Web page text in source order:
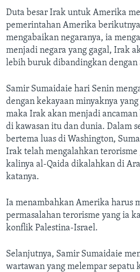
Utama
Lanjut
ke
Pencarian
Learning English
IKUTI KAMI
Bahasa-bahasa
Duta besar Irak untuk Amerika
pemerintahan Amerika
mengabaikan negaranya, ia
menjadi negara yang gagal, Irak
lebih buruk dibandingkan dengan
Samir Sumaidaie hari Senin
dengan kekayaan minyaknya
maka Irak akan menjadi ancaman
di kawasan itu dan dunia. Dalam
bertema luas di Washington,
Irak telah mengalahkan
kalinya al-Qaida dikalahkan di
katanya.
Ia menambahkan Amerika harus
permasalahan terorisme yang ia
konflik Palestina-Israel.
Selanjutnya, Samir Sumaidaie
wartawan yang melempar sepatu